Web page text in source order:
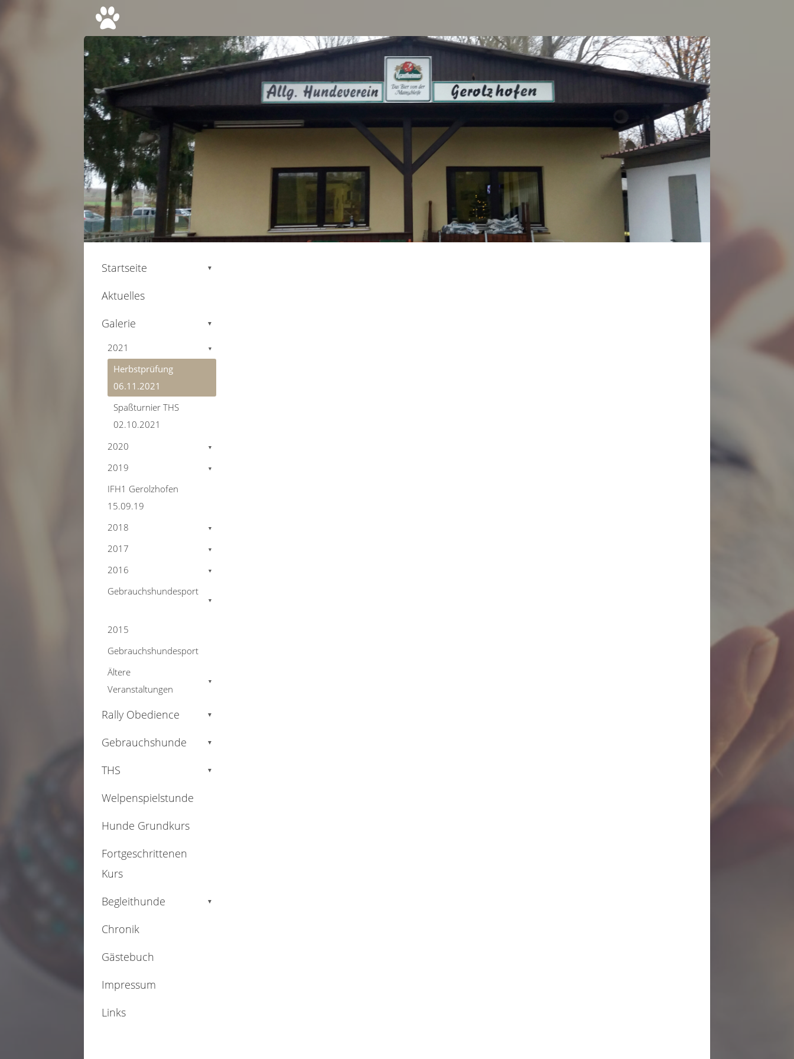
Startseite ▼
Aktuelles
Galerie
▼
2021 ▼
Herbstprüfung
06.11.2021
Spaßturnier THS
02.10.2021
2020
▼
2019 ▼
IFH1 Gerolzhofen
15.09.19
2018
▼
2017 ▼
2016 ▼
Gebrauchshundesport
▼
2015
Gebrauchshundesport
Ältere
Veranstaltungen
▼
Rally Obedience ▼
Gebrauchshunde ▼
THS ▼
Welpenspielstunde
Hunde Grundkurs
Fortgeschrittenen
Kurs
Begleithunde
▼
Chronik
Gästebuch
Impressum
Links